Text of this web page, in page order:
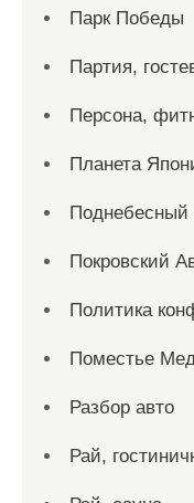
Парк Победы
Партия,
Персона,
Планета
Поднебесный
Покровский
Политика
Поместье
Разбор авто
Рай,